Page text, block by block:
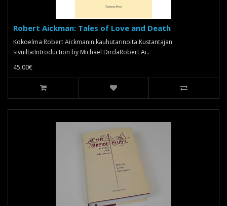
Robert Aickman: Tales of Love and Death
Kokoelma Robert Aickmanin kauhutarinoita.Kustantajan
sivuilta:Introduction by Michael DirdaRobert Ai..
45.00€